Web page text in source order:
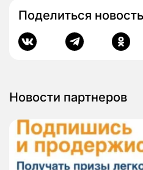
Поделиться
Новости партнеров